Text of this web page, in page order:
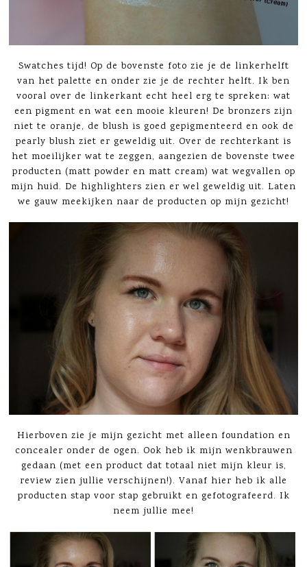
Swatches tijd! Op de bovenste foto zie je de linkerhelft
van het palette en onder zie je de rechter helft. Ik ben
vooral over de linkerkant echt heel erg te spreken: wat
een pigment en wat een mooie kleuren! De bronzers zijn
niet te oranje, de blush is goed gepigmenteerd en ook de
pearly blush ziet er geweldig uit. Over de rechterkant is
het moeilijker wat te zeggen, aangezien de bovenste twee
producten (matt powder en matt cream) wat wegvallen op
mijn huid. De highlighters zien er wel geweldig uit. Laten
we gauw meekijken naar de producten op mijn gezicht!
Hierboven zie je mijn gezicht met alleen foundation en
concealer onder de ogen. Ook heb ik mijn wenkbrauwen
gedaan (met een product dat totaal niet mijn kleur is,
review zien jullie verschijnen!). Vanaf hier heb ik alle
producten stap voor stap gebruikt en gefotografeerd. Ik
neem jullie mee!